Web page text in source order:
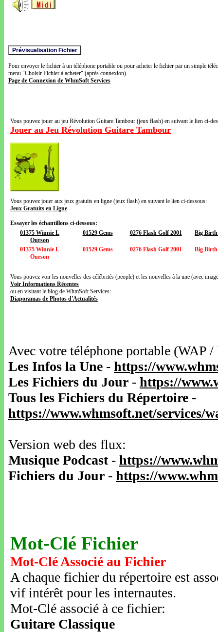
Pour envoyer le fichier à un téléphone portable ou pour acheter le fichier par un simple
menu "Choisir Fichier à acheter" (après connexion).
Page de Connexion de WhmSoft Services
Vous pouvez jouer au jeu Révolution Guitare Tambour (jeux flash) en suivant le lien ci-
Jouer au Jeu Révolution Guitare Tambour
Vous pouvez jouer aux jeux gratuits en ligne (jeux flash) en suivant le lien ci-dessous:
Jeux Gratuits en Ligne
Essayer les échantillons ci-dessous:
01375 Winnie L
Ourson
01529 Gems 0276 Flash Golf 2001 Big Birth
01375 Winnie L
Ourson
01529 Gems 0276 Flash Golf 2001 Big Birth
Vous pouvez voir les nouvelles des célébrités (people) et les nouvelles à la une (avec
Voir Informations Récentes
ou en visitant le blog de WhmSoft Services:
Diaporamas de Photos d'Actualités
Avec votre téléphone portable
Les Infos la Une - https://
Les Fichiers du Jour - https://
Tous les Fichiers du Répertoire -
https://www.whmsoft.net/services/
Version web des flux:
Musique Podcast- https://
Fichiers du Jour - https://
Mot-Clé Fichier
Mot-Clé Associé au Fichier
A chaque fichier du répertoire est
vif intérêt pour les internautes.
Mot-Clé associé à ce fichier:
Guitare Classique